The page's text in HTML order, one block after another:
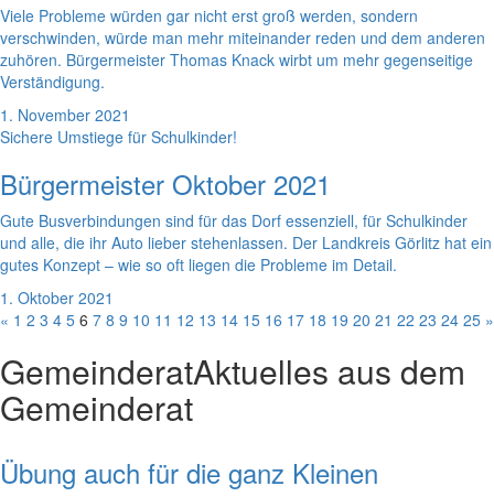
Viele Probleme würden gar nicht erst groß werden, sondern
verschwinden, würde man mehr miteinander reden und dem anderen
zuhören. Bürgermeister Thomas Knack wirbt um mehr gegenseitige
Verständigung.
1. November 2021
Sichere Umstiege für Schulkinder!
Bürgermeister Oktober 2021
Gute Busverbindungen sind für das Dorf essenziell, für Schulkinder
und alle, die ihr Auto lieber stehenlassen. Der Landkreis Görlitz hat ein
gutes Konzept – wie so oft liegen die Probleme im Detail.
1. Oktober 2021
« 1 2 3 4 5 6 7 8 9 10 11 12 13 14 15 16 17 18 19 20 21 22 23 24 25 »
GemeinderatAktuelles aus dem
Gemeinderat
Übung auch für die ganz Kleinen